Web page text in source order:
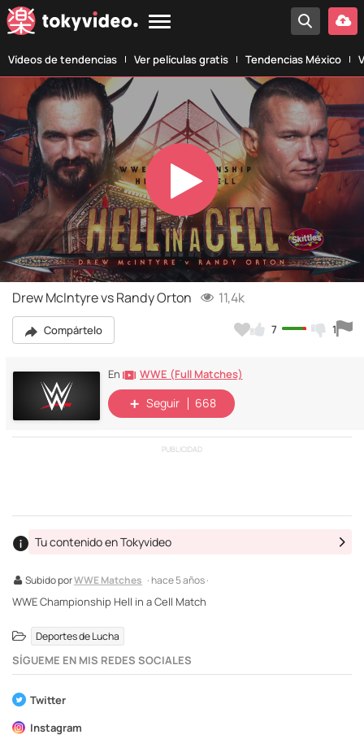
Vídeos de tendencias Ver películas gratis Tendencias México
Play
Video
Drew McIntyre vs Randy Orton 11,4k
Compártelo 7 1
En WWE (Full Matches)
Seguir 668
PUBLICIDAD
Subido porWWE Matches · hace 5 años ·
Tu contenido en Tokyvideo
WWE Championship Hell in a Cell Match
Deportes de Lucha
SÍGUEME EN MIS REDES SOCIALES
Twitter
Instagram